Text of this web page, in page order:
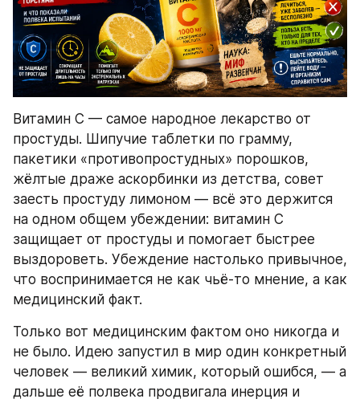
Витамин C — самое народное лекарство от
простуды. Шипучие таблетки по грамму,
пакетики «противопростудных» порошков,
жёлтые драже аскорбинки из детства, совет
заесть простуду лимоном — всё это держится
на одном общем убеждении: витамин C
защищает от простуды и помогает быстрее
выздороветь. Убеждение настолько привычное,
что воспринимается не как чьё-то мнение, а как
медицинский факт.
Только вот медицинским фактом оно никогда и
не было. Идею запустил в мир один конкретный
человек — великий химик, который ошибся, — а
дальше её полвека продвигала инерция и